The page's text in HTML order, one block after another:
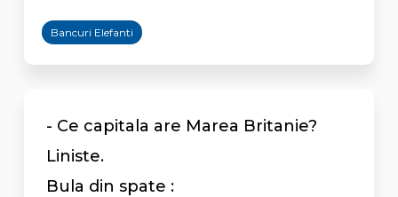
Bancuri Elefanti
- Ce capitala are Marea Britanie?
Liniste.
Bula din spate :